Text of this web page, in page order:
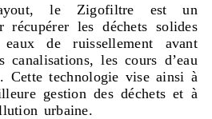
le Zigofiltre est un
récupérer les déchets solides
de ruissellement avant
canalisations, les cours d’eau
Cette technologie vise ainsi à
gestion des déchets et à
urbaine.